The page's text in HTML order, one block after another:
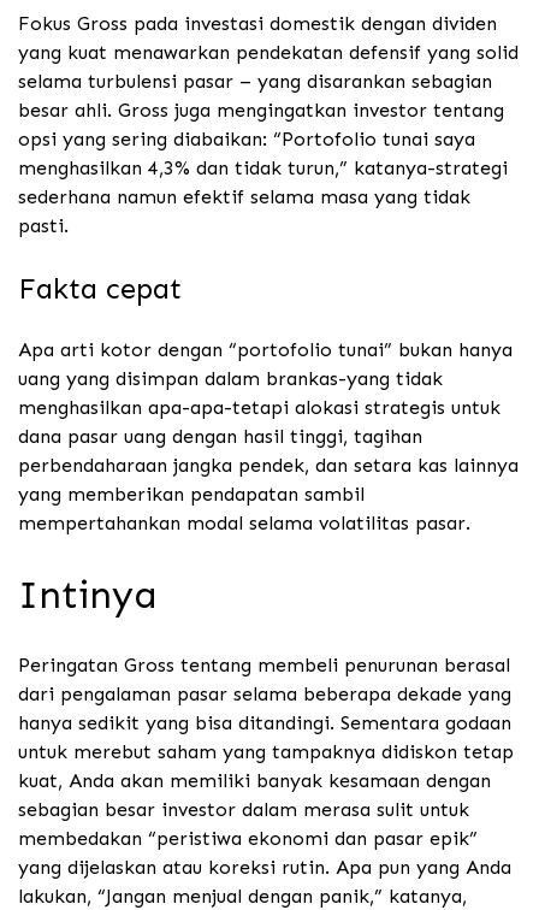
Fokus Gross pada investasi domestik dengan dividen
yang kuat menawarkan pendekatan defensif yang solid
selama turbulensi pasar – yang disarankan sebagian
besar ahli. Gross juga mengingatkan investor tentang
opsi yang sering diabaikan: “Portofolio tunai saya
menghasilkan 4,3% dan tidak turun,” katanya-strategi
sederhana namun efektif selama masa yang tidak
pasti.
Fakta cepat
Apa arti kotor dengan “portofolio tunai” bukan hanya
uang yang disimpan dalam brankas-yang tidak
menghasilkan apa-apa-tetapi alokasi strategis untuk
dana pasar uang dengan hasil tinggi, tagihan
perbendaharaan jangka pendek, dan setara kas lainnya
yang memberikan pendapatan sambil
mempertahankan modal selama volatilitas pasar.
Intinya
Peringatan Gross tentang membeli penurunan berasal
dari pengalaman pasar selama beberapa dekade yang
hanya sedikit yang bisa ditandingi. Sementara godaan
untuk merebut saham yang tampaknya didiskon tetap
kuat, Anda akan memiliki banyak kesamaan dengan
sebagian besar investor dalam merasa sulit untuk
membedakan “peristiwa ekonomi dan pasar epik”
yang dijelaskan atau koreksi rutin. Apa pun yang Anda
lakukan, “Jangan menjual dengan panik,” katanya,